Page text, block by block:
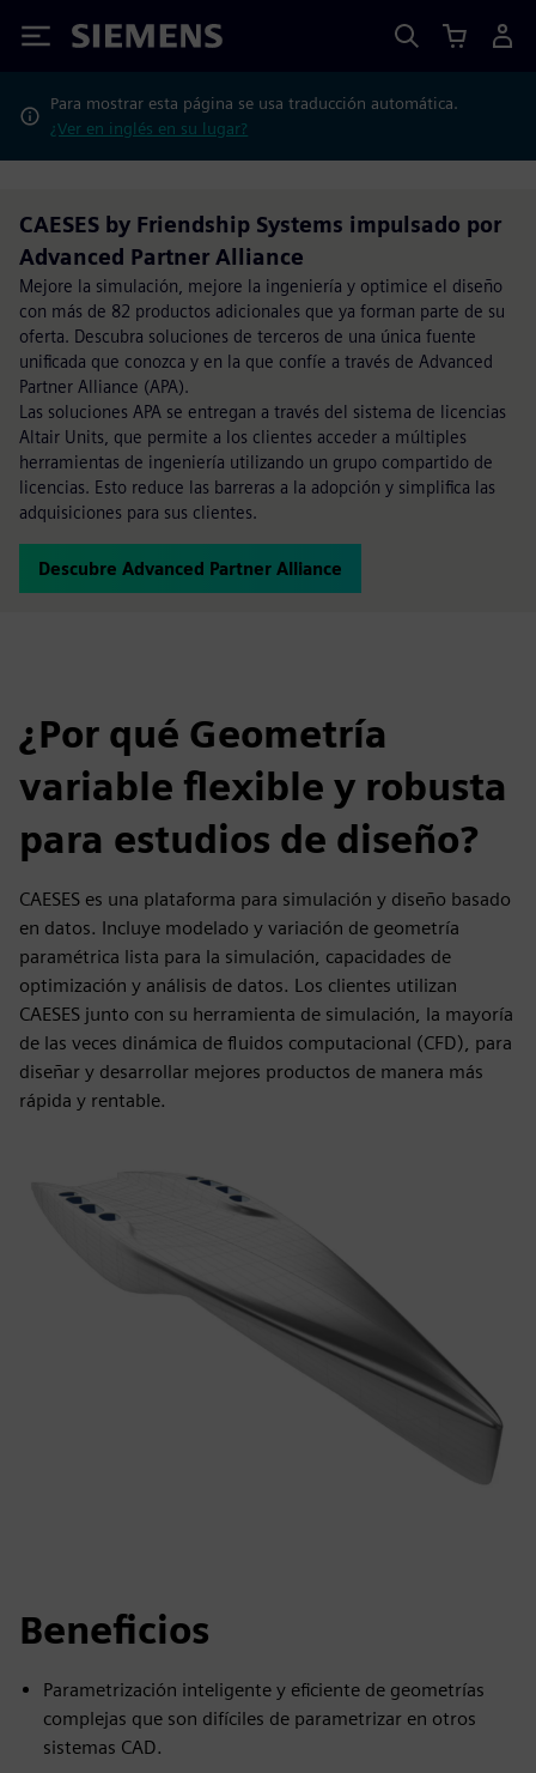
Siemens
Para mostrar esta página se usa traducción automática.
¿Ver en inglés en su lugar?
CAESES by Friendship Systems impulsado por
Advanced Partner Alliance
Mejore la simulación, mejore la ingeniería y optimice el diseño
con más de 82 productos adicionales que ya forman parte de su
oferta. Descubra soluciones de terceros de una única fuente
unificada que conozca y en la que confíe a través de Advanced
Partner Alliance (APA).
Las soluciones APA se entregan a través del sistema de licencias
Altair Units, que permite a los clientes acceder a múltiples
herramientas de ingeniería utilizando un grupo compartido de
licencias. Esto reduce las barreras a la adopción y simplifica las
adquisiciones para sus clientes.
Descubre Advanced Partner Alliance
¿Por qué Geometría
variable flexible y robusta
para estudios de diseño?
CAESES es una plataforma para simulación y diseño basado
en datos. Incluye modelado y variación de geometría
paramétrica lista para la simulación, capacidades de
optimización y análisis de datos. Los clientes utilizan
CAESES junto con su herramienta de simulación, la mayoría
de las veces dinámica de fluidos computacional (CFD), para
diseñar y desarrollar mejores productos de manera más
rápida y rentable.
Beneficios
Parametrización inteligente y eficiente de geometrías
complejas que son difíciles de parametrizar en otros
sistemas CAD.